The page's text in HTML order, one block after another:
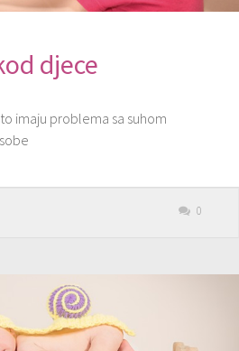
djece
imaju problema sa suhom
0